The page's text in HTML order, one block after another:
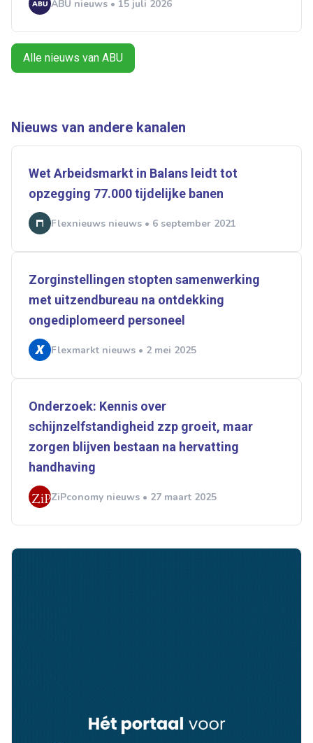
ABU nieuws • 15 juli 2026
Alle nieuws van ABU
Nieuws van andere kanalen
Wet Arbeidsmarkt in Balans leidt tot
opzegging 77.000 tijdelijke banen
Flexnieuws nieuws • 6 september 2021
Zorginstellingen stopten samenwerking
met uitzendbureau na ontdekking
ongediplomeerd personeel
Flexmarkt nieuws • 2 mei 2025
Onderzoek: Kennis over
schijnzelfstandigheid zzp groeit, maar
zorgen blijven bestaan na hervatting
handhaving
ZiPconomy nieuws • 27 maart 2025
Alerts ontvangen
Artikelen zoeken
Normering Arbeid
ZiPconomy